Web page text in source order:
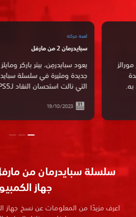
لعبة حركة
سبايدرمان 2 من مارفل
يعود سبايدرمِن، بيتر باركر ومايلز
جديدة ومثيرة في سلسلة
التي نالت استحسان النقاد لـPS5.
19/10/2023
سلسلة سبايدرمان من
جهاز
اعرف مزيدًا من المعلومات عن نسخ جهاز